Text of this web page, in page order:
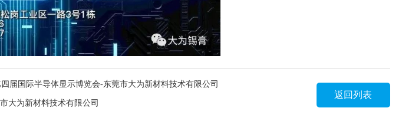
返回列表
届国际半导体显示博览会-东莞市大为新材料技术有限公司
大为新材料技术有限公司